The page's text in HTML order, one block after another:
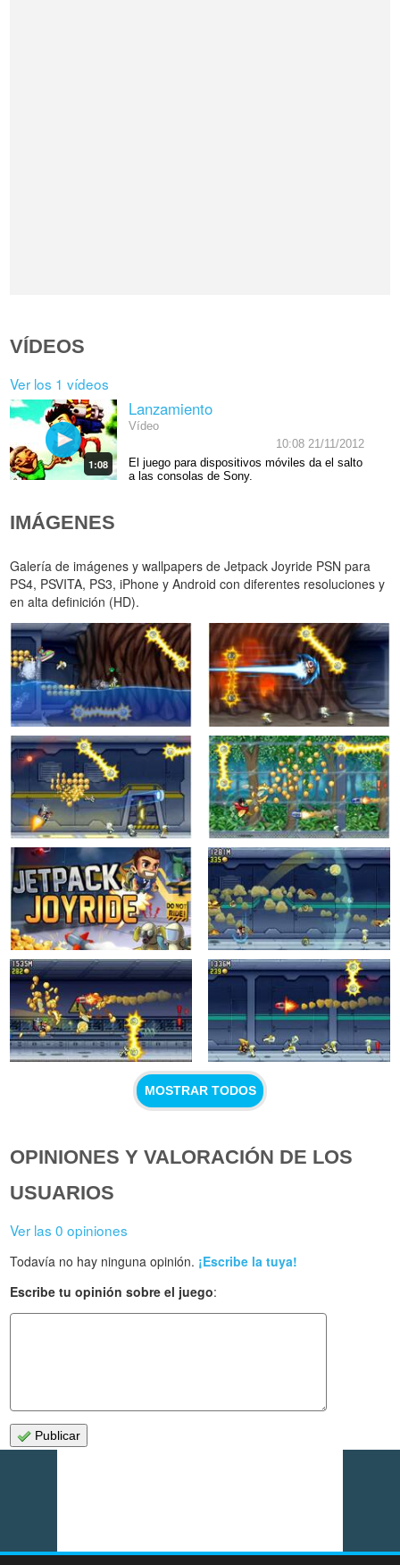
VÍDEOS
Ver los 1 vídeos
1:08
Lanzamiento
Vídeo
10:08 21/11/2012
El juego para dispositivos móviles da el salto
a las consolas de Sony.
IMÁGENES
Galería de imágenes y wallpapers de Jetpack Joyride PSN para
PS4, PSVITA, PS3, iPhone y Android con diferentes resoluciones y
en alta definición (HD).
MOSTRAR TODOS
OPINIONES Y VALORACIÓN DE LOS
USUARIOS
Ver las 0 opiniones
Todavía no hay ninguna opinión. ¡Escribe la tuya!
Escribe tu opinión sobre el juego:
Publicar